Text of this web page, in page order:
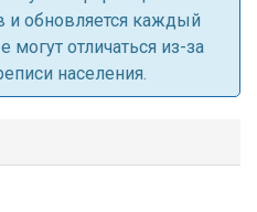
и обновляется каждый
отличаться из-за
населения.